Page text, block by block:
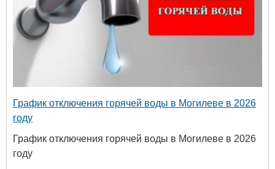
График отключения горячей воды в Могилеве в 2026
году
График отключения горячей воды в Могилеве в 2026
году